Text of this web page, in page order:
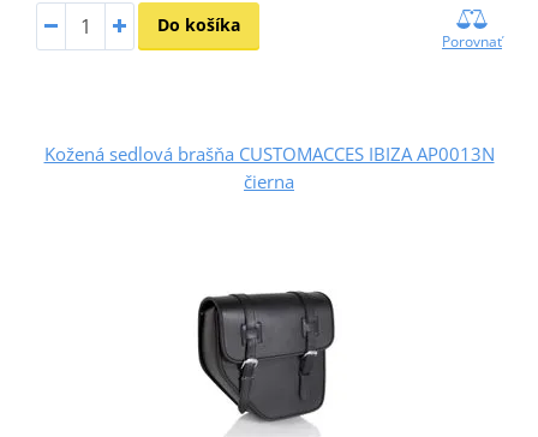
Do košíka
Porovnať
Kožená sedlová brašňa CUSTOMACCES IBIZA AP0013N
čierna